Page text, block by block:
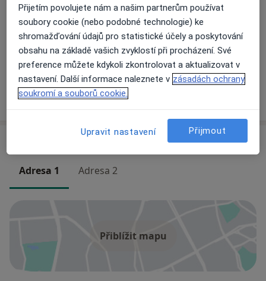
18 názorů
Mgr. Elena Stelmashenko, CSc.
Psycholog, Psychoterapeut, Dětský psycholog
9 názorů
Adresa 1 Adresa 2
Přiblížit mapu
Přijetím povolujete nám a našim partnerům používat
soubory cookie (nebo podobné technologie) ke
shromažďování údajů pro statistické účely a poskytování
obsahu na základě vašich zvyklostí při procházení. Své
preference můžete kdykoli zkontrolovat a aktualizovat v
nastavení. Další informace naleznete v zásadách ochrany
soukromí a souborů cookie.
Upravit nastavení Přijmout